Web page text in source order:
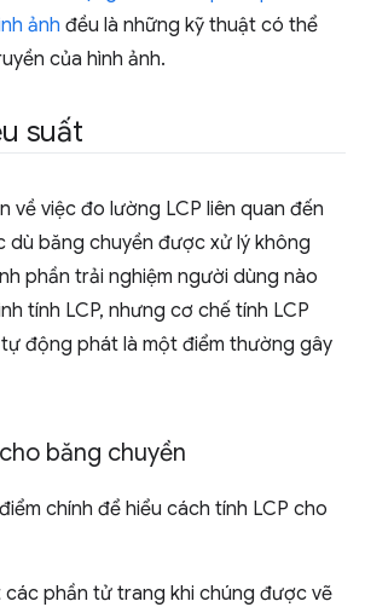
ảnh đều là những kỹ thuật có thể
của hình ảnh.
suất
về việc đo lường LCP liên quan đến
dù băng chuyền được xử lý không
phần trải nghiệm người dùng nào
tính LCP, nhưng cơ chế tính LCP
động phát là một điểm thường gây
băng chuyền
chính để hiểu cách tính LCP cho
các phần tử trang khi chúng được vẽ